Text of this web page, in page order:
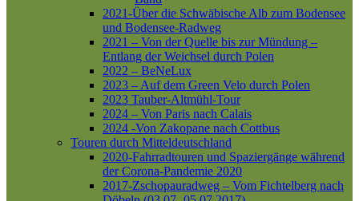
2021-Über die Schwäbische Alb zum Bodensee
und Bodensee-Radweg
2021 – Von der Quelle bis zur Mündung –
Entlang der Weichsel durch Polen
2022 – BeNeLux
2023 – Auf dem Green Velo durch Polen
2023 Tauber-Altmühl-Tour
2024 – Von Paris nach Calais
2024 -Von Zakopane nach Cottbus
Touren durch Mitteldeutschland
2020-Fahrradtouren und Spaziergänge während
der Corona-Pandemie 2020
2017-Zschopauradweg – Vom Fichtelberg nach